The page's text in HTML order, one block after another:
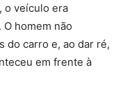
o veículo era
homem não
do carro e, ao dar ré,
em frente à